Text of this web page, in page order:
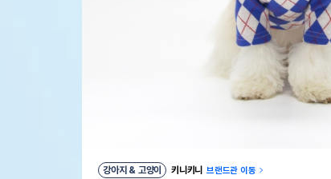
강아지 & 고양이 키니키니 브랜드관 이동